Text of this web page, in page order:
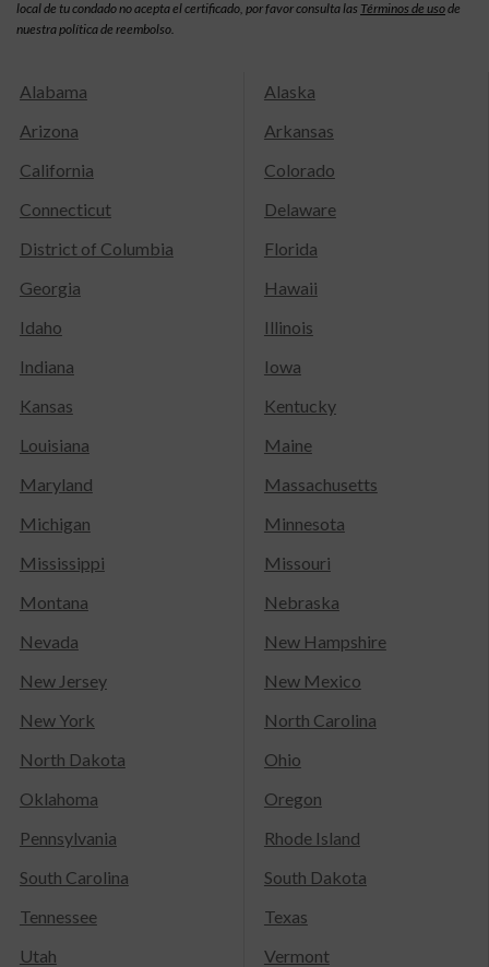
local de tu condado no acepta el certificado, por favor consulta las Términos de usode
nuestra política de reembolso.
Alabama
Alaska
Arizona
Arkansas
California
Colorado
Connecticut
Delaware
District of Columbia
Florida
Georgia
Hawaii
Idaho
Illinois
Indiana
Iowa
Kansas
Kentucky
Louisiana
Maine
Maryland
Massachusetts
Michigan
Minnesota
Mississippi
Missouri
Montana
Nebraska
Nevada
New Hampshire
New Jersey
New Mexico
New York
North Carolina
North Dakota
Ohio
Oklahoma
Oregon
Pennsylvania
Rhode Island
South Carolina
South Dakota
Tennessee
Texas
Utah
Vermont